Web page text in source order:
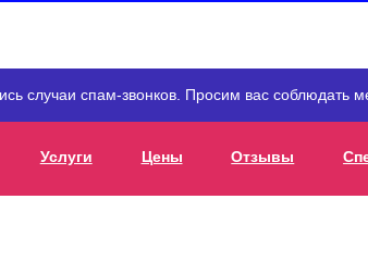
случаи спам-звонков. Просим вас
Услуги Цены Отзывы